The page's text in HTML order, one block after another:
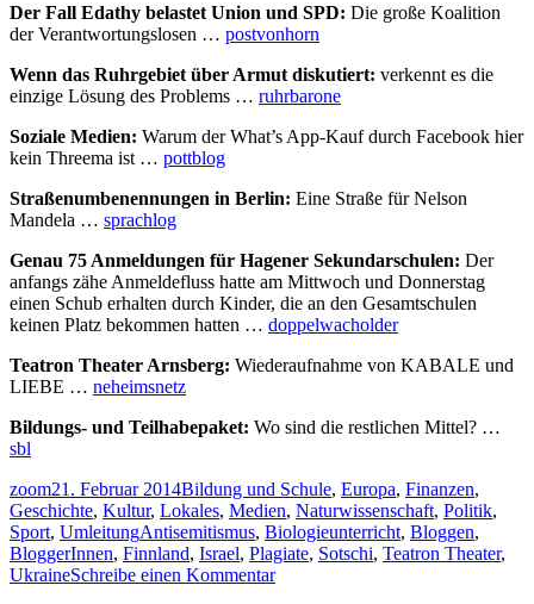
Der Fall Edathy belastet Union und SPD: Die große Koalition
der Verantwortungslosen … postvonhorn
Wenn das Ruhrgebiet über Armut diskutiert: verkennt es die
einzige Lösung des Problems … ruhrbarone
Soziale Medien: Warum der What’s App-Kauf durch Facebook hier
kein Threema ist … pottblog
Straßenumbenennungen in Berlin: Eine Straße für Nelson
Mandela … sprachlog
Genau 75 Anmeldungen für Hagener Sekundarschulen: Der
anfangs zähe Anmeldefluss hatte am Mittwoch und Donnerstag
einen Schub erhalten durch Kinder, die an den Gesamtschulen
keinen Platz bekommen hatten … doppelwacholder
Teatron Theater Arnsberg: Wiederaufnahme von KABALE und
LIEBE … neheimsnetz
Bildungs- und Teilhabepaket: Wo sind die restlichen Mittel? …
sbl
Autor
zoomVeröffentlicht
am
21. Februar 2014Kategorien
Bildung und Schule, Europa, Finanzen,
Geschichte, Kultur, Lokales, Medien, Naturwissenschaft, Politik,
Sport, UmleitungSchlagwörter
Antisemitismus, Biologieunterricht, Bloggen,
BloggerInnen, Finnland, Israel, Plagiate, Sotschi, Teatron Theater,
UkraineSchreibe einen Kommentarzu